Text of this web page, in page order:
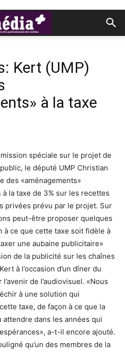
Kert (UMP)
à la taxe
spéciale sur le projet de
le député UMP Christian
des «aménagements»
la taxe de 3% sur les recettes
privées prévu par le projet. Sur
peut-être proposer quelques
à ce que cette taxe soit fidèle à
une aubaine publicitaire»
de la publicité sur les chaînes
à l’occasion d’un dîner du
de l’audiovisuel. «Nous
à une solution qui
taxe, de façon à ce que la
attendre dans les années qui
a-t-il encore ajouté.
qu’un des membres de la